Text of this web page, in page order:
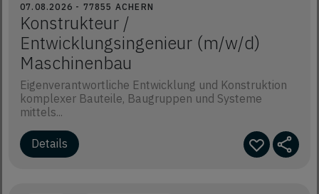
07.08.2026 - 77855 ACHERN
Konstrukteur /
Entwicklungsingenieur (m/w/d)
Maschinenbau
Eigenverantwortliche Entwicklung und Konstruktion
komplexer Bauteile, Baugruppen und Systeme
mittels...
Details